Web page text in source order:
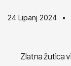
24 Lipanj 2024
Zlatna žutica